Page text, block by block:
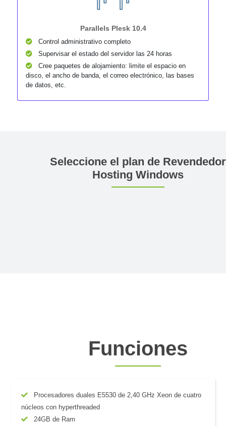
Parallels Plesk 10.4
Control administrativo completo
Supervisar el estado del servidor las 24 horas
Cree paquetes de alojamiento: limite el espacio en
disco, el ancho de banda, el correo electrónico, las bases
de datos, etc.
Seleccione el plan de Revendedor
Hosting Windows
Funciones
Procesadores duales E5530 de 2,40 GHz Xeon de cuatro
núcleos con hyperthreaded
24GB de Ram